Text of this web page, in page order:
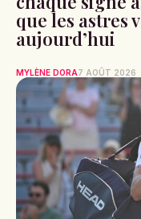
que les astres
aujourd’hui
MYLÈNE DORA7 AOÛT 2026